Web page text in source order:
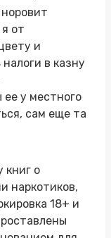
от
и
в казну
у местного
сам еще та
о
наркотиков,
18+ и